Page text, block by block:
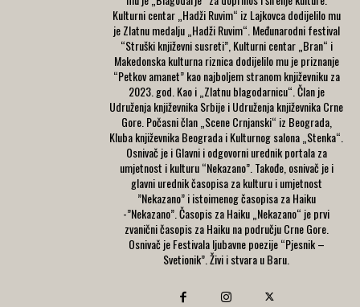
Kulturni centar „Hadži Ruvim“ iz Lajkovca dodijelilo mu
je Zlatnu medalju „Hadži Ruvim“. Međunarodni festival
“Struški književni susreti”, Kulturni centar „Bran“ i
Makedonska kulturna riznica dodijelilo mu je priznanje
“Petkov amanet” kao najboljem stranom književniku za
2023. god. Kao i „Zlatnu blagodarnicu“. Član je
Udruženja književnika Srbije i Udruženja književnika Crne
Gore. Počasni član „Scene Crnjanski“ iz Beograda,
Kluba književnika Beograda i Kulturnog salona „Stenka“.
Osnivač je i Glavni i odgovorni urednik portala za
umjetnost i kulturu “Nekazano”. Takođe, osnivač je i
glavni urednik časopisa za kulturu i umjetnost
”Nekazano” i istoimenog časopisa za Haiku
-”Nekazano”. Časopis za Haiku „Nekazano“ je prvi
zvanični časopis za Haiku na području Crne Gore.
Osnivač je Festivala ljubavne poezije “Pjesnik –
Svetionik”. Živi i stvara u Baru.